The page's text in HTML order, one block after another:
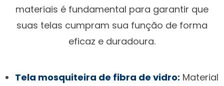
materiais é fundamental para garantir que
suas telas cumpram sua função de forma
eficaz e duradoura.
Tela mosquiteira de fibra de vidro: Material